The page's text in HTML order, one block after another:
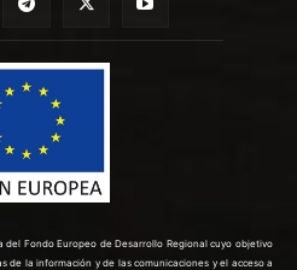
del Fondo Europeo de Desarrollo Regional cuyo objetivo
de la información y de las comunicaciones y el acceso a